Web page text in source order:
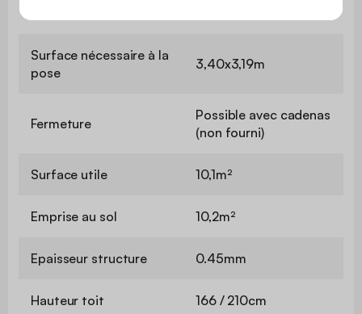
Surface nécessaire à la
pose
3,40x3,19m
Fermeture
Possible avec cadenas
(non fourni)
Surface utile 10,1m²
Emprise au sol 10,2m²
Epaisseur structure 0.45mm
Hauteur toit 166 / 210cm